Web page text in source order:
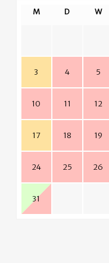
M D W
3 4 5
10 11 12
17 18 19
24 25 26
31